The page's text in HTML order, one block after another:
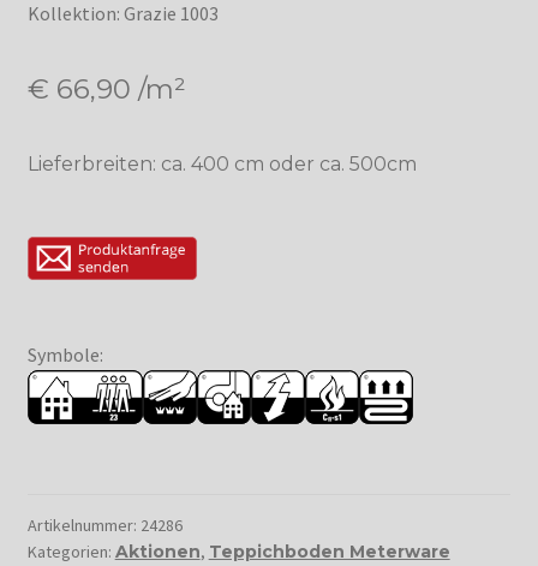
Kollektion: Grazie 1003
€ 66,90 /m²
Lieferbreiten: ca. 400 cm oder ca. 500cm
Symbole:
Artikelnummer: 24286
Kategorien: Aktionen, Teppichboden Meterware